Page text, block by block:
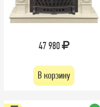
47 980
В корзину